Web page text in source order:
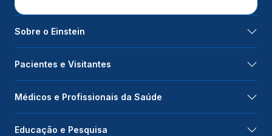
Sobre o Einstein
Pacientes e Visitantes
Médicos e Profissionais da Saúde
Educação e Pesquisa